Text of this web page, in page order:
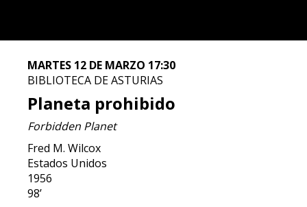
MARTES 12 DE MARZO 17:30
BIBLIOTECA DE ASTURIAS
Planeta prohibido
Forbidden Planet
Fred M. Wilcox
Estados Unidos
1956
98’